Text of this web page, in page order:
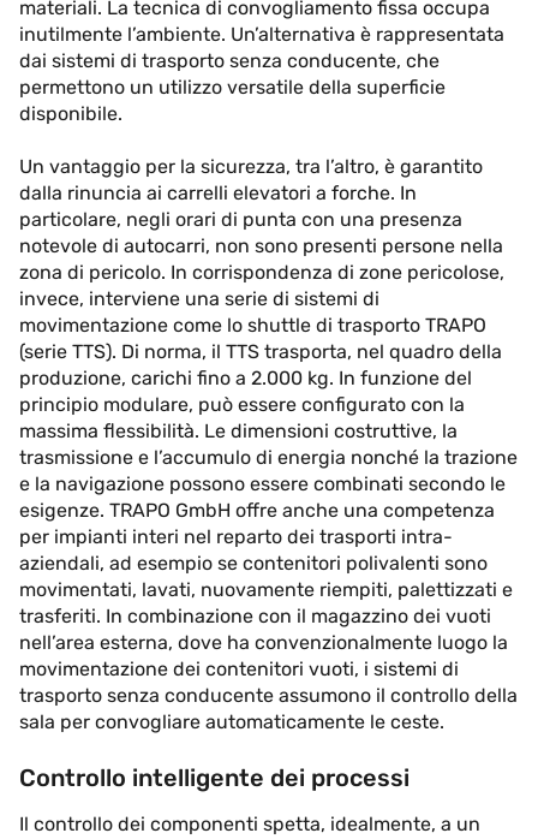
materiali. La tecnica di convogliamento fissa occupa
inutilmente l’ambiente. Un’alternativa è rappresentata
dai sistemi di trasporto senza conducente, che
permettono un utilizzo versatile della superficie
disponibile.
Un vantaggio per la sicurezza, tra l’altro, è garantito
dalla rinuncia ai carrelli elevatori a forche. In
particolare, negli orari di punta con una presenza
notevole di autocarri, non sono presenti persone nella
zona di pericolo. In corrispondenza di zone pericolose,
invece, interviene una serie di sistemi di
movimentazione come lo shuttle di trasporto TRAPO
(serie TTS). Di norma, il TTS trasporta, nel quadro della
produzione, carichi fino a 2.000 kg. In funzione del
principio modulare, può essere configurato con la
massima flessibilità. Le dimensioni costruttive, la
trasmissione e l’accumulo di energia nonché la trazione
e la navigazione possono essere combinati secondo le
esigenze. TRAPO GmbH offre anche una competenza
per impianti interi nel reparto dei trasporti intra-
aziendali, ad esempio se contenitori polivalenti sono
movimentati, lavati, nuovamente riempiti, palettizzati e
trasferiti. In combinazione con il magazzino dei vuoti
nell’area esterna, dove ha convenzionalmente luogo la
movimentazione dei contenitori vuoti, i sistemi di
trasporto senza conducente assumono il controllo della
sala per convogliare automaticamente le ceste.
Controllo intelligente dei processi
Il controllo dei componenti spetta, idealmente, a un